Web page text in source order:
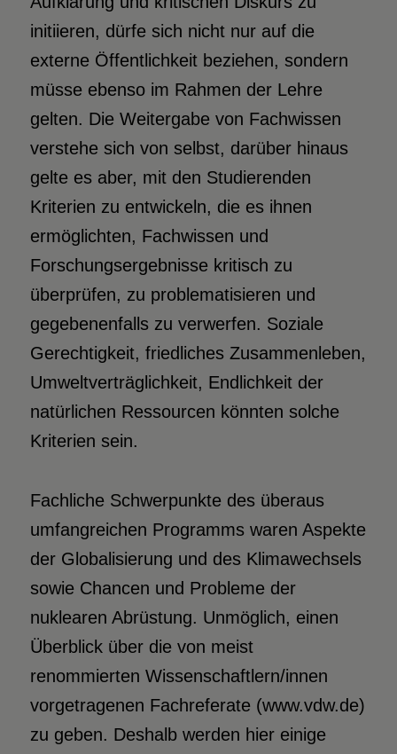
initiieren, dürfe sich nicht nur auf die
externe Öffentlichkeit beziehen, sondern
müsse ebenso im Rahmen der Lehre
gelten. Die Weitergabe von Fachwissen
verstehe sich von selbst, darüber hinaus
gelte es aber, mit den Studierenden
Kriterien zu entwickeln, die es ihnen
ermöglichten, Fachwissen und
Forschungsergebnisse kritisch zu
überprüfen, zu problematisieren und
gegebenenfalls zu verwerfen. Soziale
Gerechtigkeit, friedliches Zusammenleben,
Umweltverträglichkeit, Endlichkeit der
natürlichen Ressourcen könnten solche
Kriterien sein.
Fachliche Schwerpunkte des überaus
umfangreichen Programms waren Aspekte
der Globalisierung und des Klimawechsels
sowie Chancen und Probleme der
nuklearen Abrüstung. Unmöglich, einen
Überblick über die von meist
renommierten Wissenschaftlern/innen
vorgetragenen Fachreferate (www.vdw.de)
zu geben. Deshalb werden hier einige